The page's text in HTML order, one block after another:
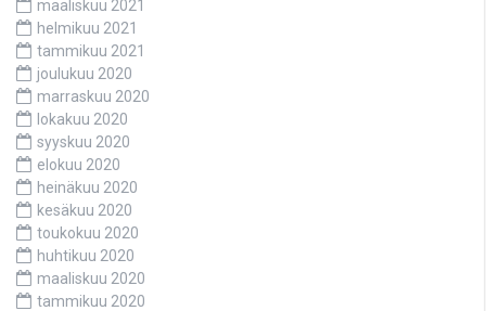
maaliskuu 2021
helmikuu 2021
tammikuu 2021
joulukuu 2020
marraskuu 2020
lokakuu 2020
syyskuu 2020
elokuu 2020
heinäkuu 2020
kesäkuu 2020
toukokuu 2020
huhtikuu 2020
maaliskuu 2020
tammikuu 2020